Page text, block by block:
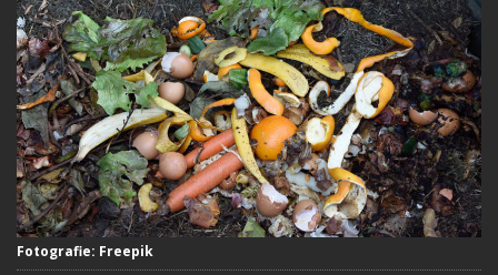
Fotografie: Freepik